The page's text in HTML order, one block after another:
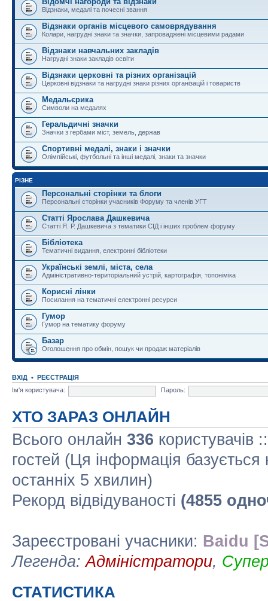
Відзнаки, медалі та почесні звання
Відзнаки органів місцевого самоврядування
Колари, нагрудні знаки та значки, запроваджені місцевими радами
Відзнаки навчальних закладів
Нагрудні знаки закладів освіти
Відзнаки церковні та різних організацій
Церковні відзнаки та нагрудні знаки різних організацій і товариств
Медальєрика
Символи на медалях
Геральдичні значки
Значки з гербами міст, земель, держав
Спортивні медалі, знаки і значки
Олімпійські, футбольні та інші медалі, знаки та значки
РІЗНЕ
Персональні сторінки та блоги
Персональні сторінки учасників Форуму та членів УГТ
Статті Ярослава Дашкевича
Статті Я. Р. Дашкевича з тематики СІД і інших проблем форуму
Бібліотека
Тематичні видання, електронні бібліотеки
Українські землі, міста, села
Адміністративно-територіальний устрій, картографія, топоніміка
Корисні лінки
Посилання на тематичні електронні ресурси
Гумор
Гумор на тематику форуму
Базар
Оголошення про обмін, пошук чи продаж матеріалів
ВХІД • РЕЄСТРАЦІЯ
Ім'я користувача:
Пароль:
ХТО ЗАРАЗ ОНЛАЙН
Всього онлайн 336 користувачів
гостей (Ця інформація базується
останніх 5 хвилин)
Рекорд відвідуваності (4855
Зареєстровані учасники: Baidu
Легенда:Адміністратори,
СТАТИСТИКА